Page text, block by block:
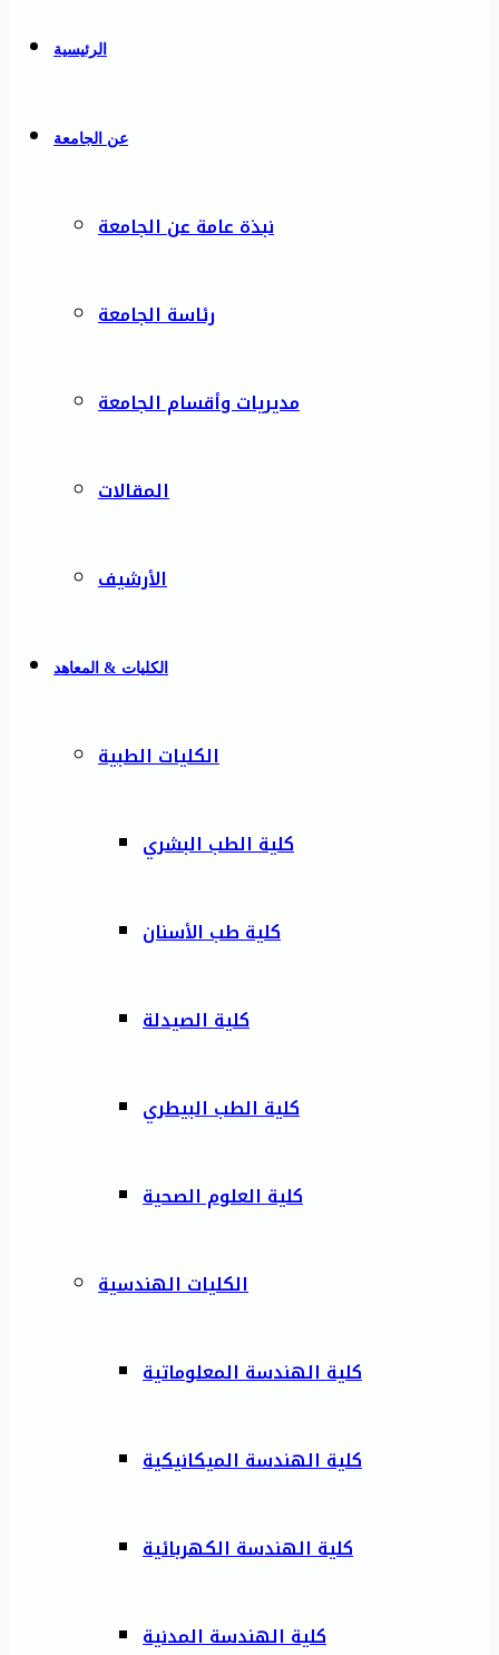
الرئيسية
عن الجامعة
نبذة عامة عن الجامعة
رئاسة الجامعة
مديريات وأقسام الجامعة
المقالات
الأرشيف
الكليات & المعاهد
الكليات الطبية
كلية الطب البشري
كلية طب الأسنان
كلية الصيدلة
كلية الطب البيطري
كلية العلوم الصحية
الكليات الهندسية
كلية الهندسة المعلوماتية
كلية الهندسة الميكانيكية
كلية الهندسة الكهربائية
كلية الهندسة المدنية